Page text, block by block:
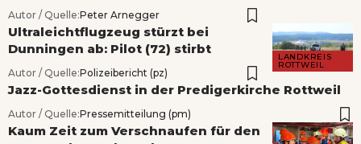
Autor / Quelle:Peter Arnegger
LANDKREIS
ROTTWEIL
Ultraleichtflugzeug stürzt bei
Dunningen ab: Pilot (72) stirbt
Autor / Quelle:Polizeibericht (pz)
Jazz-Gottesdienst in der Predigerkirche Rottweil
Autor / Quelle:Pressemitteilung (pm)
Kaum Zeit zum Verschnaufen für den